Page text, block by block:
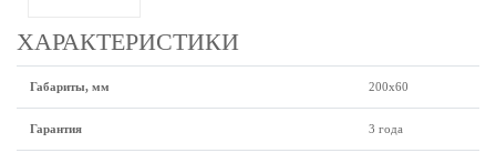
ХАРАКТЕРИСТИКИ
Габариты, мм 200х60
Гарантия 3 года